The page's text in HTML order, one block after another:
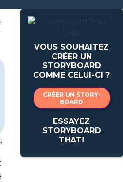
VOUS SOUHAITEZ
CRÉER UN
STORYBOARD
COMME CELUI-CI ?
CRÉER UN STORY-
BOARD
ESSAYEZ
STORYBOARD
THAT!